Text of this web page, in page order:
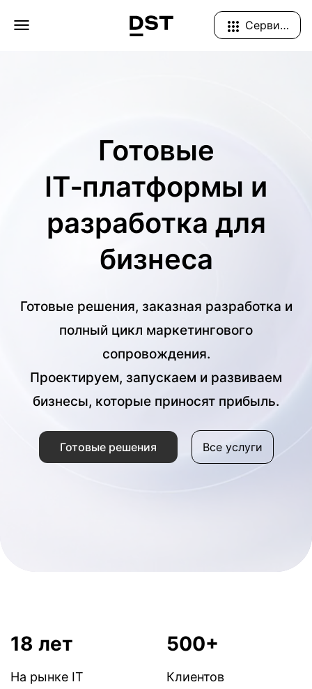
Navigation Menu Сервисы
Готовые
IT‑платформы и
разработка для
бизнеса
Готовые решения, заказная разработка и
полный цикл маркетингового
сопровождения.
Проектируем, запускаем и развиваем
бизнесы, которые приносят прибыль.
Готовые решения Все услуги
18 лет
На рынке IT
500+
Клиентов